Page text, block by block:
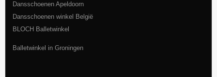
Dansschoenen Apeldoorn
Dansschoenen winkel België
BLOCH Balletwinkel
Balletwinkel in Groningen